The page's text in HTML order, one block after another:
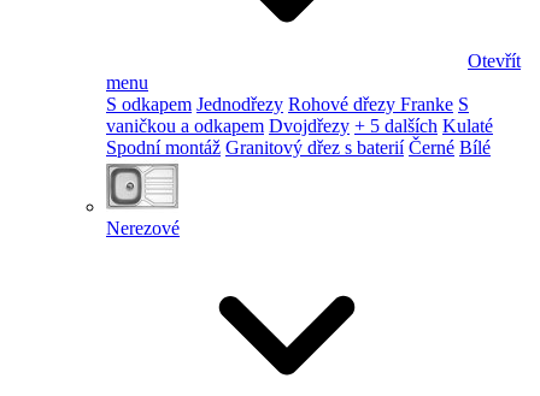
Otevřít
menu
S odkapem Jednodřezy Rohové dřezy Franke S
vaničkou a odkapem Dvojdřezy + 5 dalších Kulaté
Spodní montáž Granitový dřez s baterií Černé Bílé
Nerezové